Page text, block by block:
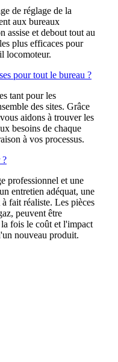
de réglage de la
aux bureaux
assise et debout tout au
plus efficaces pour
locomoteur.
pour tout le bureau ?
tant pour les
des sites. Grâce
aidons à trouver les
besoins de chaque
à vos processus.
?
professionnel et une
entretien adéquat, une
fait réaliste. Les pièces
peuvent être
fois le coût et l'impact
nouveau produit.